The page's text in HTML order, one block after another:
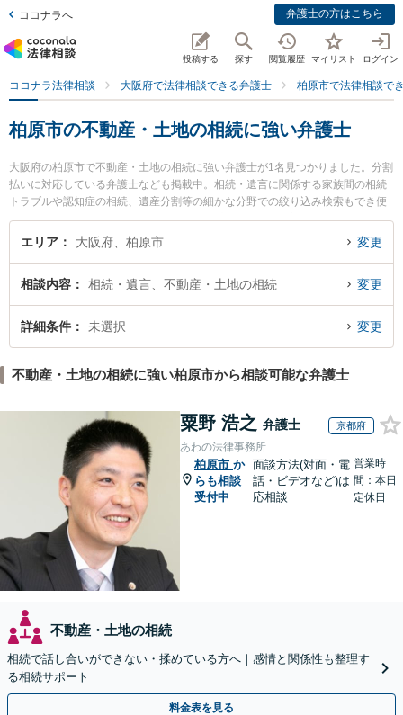
ココナラへ 弁護士の方はこちら
投稿する 探す 閲覧履歴 マイリスト ログイン
ココナラ法律相談 大阪府で法律相談できる弁護士 柏原市で法律相談で
柏原市の不動産・土地の相続に強い弁護士
大阪府の柏原市で不動産・土地の相続に強い弁護士が1名見つかりました。分割
払いに対応している弁護士なども掲載中。相続・遺言に関係する家族間の相続
トラブルや認知症の相続、遺産分割等の細かな分野での絞り込み検索もでき便
利です。特にいろは綜合法律事務所の大西 康嗣弁護士のプロフィール情報や弁
護士費用、強みなどが注目されています。『柏原市で土日や夜間に発生した不
料で不動産・土地の相続を法律相談できる柏原市内の弁護士に相談予約した
い』などでお困りの相談者さんにおすすめです。
エリア 大阪府、柏原市 変更
相談内容 相続・遺言、不動産・土地の相続 変更
詳細条件 未選択 変更
不動産・土地の相続に強い柏原市から相談可能な弁護士
粟野 浩之 弁護士 京都府
あわの法律事務所
柏原市 か
らも相談
受付中
面談方法(対面・電
話・ビデオなど)は
応相談
営業時
間：本日
定休日
不動産・土地の相続
相続で話し合いができない・揉めている方へ｜感情と関係性も整理す
る相続サポート
料金表を見る